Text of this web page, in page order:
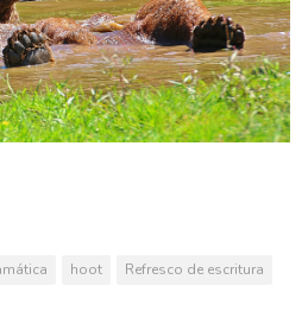
hoot Refresco de escritura